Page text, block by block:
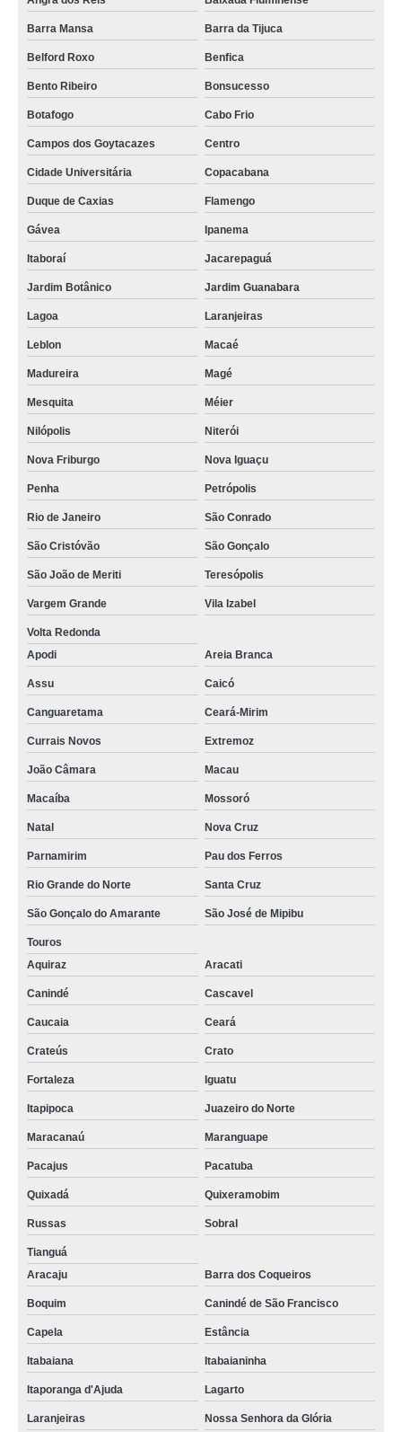
Barra Mansa Barra da Tijuca
Belford Roxo Benfica
Bento Ribeiro Bonsucesso
Botafogo Cabo Frio
Campos dos Goytacazes Centro
Cidade Universitária Copacabana
Duque de Caxias Flamengo
Gávea Ipanema
Itaboraí Jacarepaguá
Jardim Botânico Jardim Guanabara
Lagoa Laranjeiras
Leblon Macaé
Madureira Magé
Mesquita Méier
Nilópolis Niterói
Nova Friburgo Nova Iguaçu
Penha Petrópolis
Rio de Janeiro São Conrado
São Cristóvão São Gonçalo
São João de Meriti Teresópolis
Vargem Grande Vila Izabel
Volta Redonda
Apodi
Areia Branca
Assu Caicó
Canguaretama Ceará-Mirim
Currais Novos Extremoz
João Câmara Macau
Macaíba Mossoró
Natal Nova Cruz
Parnamirim Pau dos Ferros
Rio Grande do Norte Santa Cruz
São Gonçalo do Amarante São José de Mipibu
Touros
Aquiraz
Aracati
Canindé Cascavel
Caucaia Ceará
Crateús Crato
Fortaleza Iguatu
Itapipoca Juazeiro do Norte
Maracanaú Maranguape
Pacajus Pacatuba
Quixadá Quixeramobim
Russas Sobral
Tianguá
Aracaju
Barra dos Coqueiros
Boquim Canindé de São Francisco
Capela Estância
Itabaiana Itabaianinha
Itaporanga d'Ajuda Lagarto
Laranjeiras Nossa Senhora da Glória